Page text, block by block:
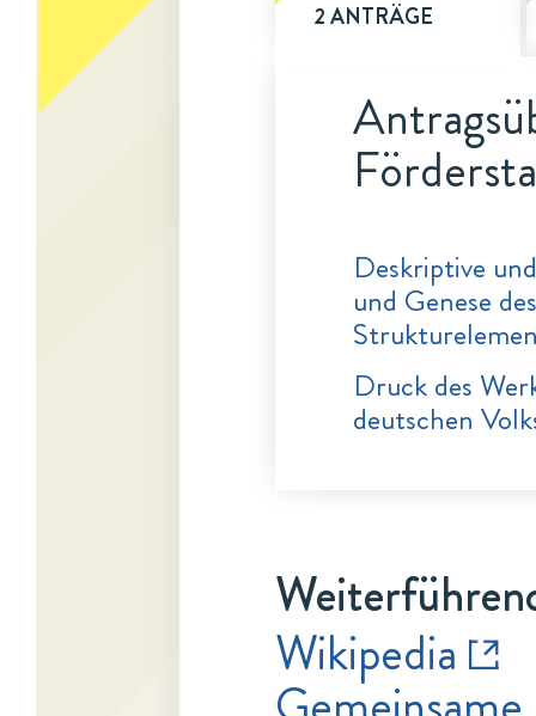
2 ANTRÄGE
Deskriptive
und Genese
Druck des
deutschen
Wikipedia